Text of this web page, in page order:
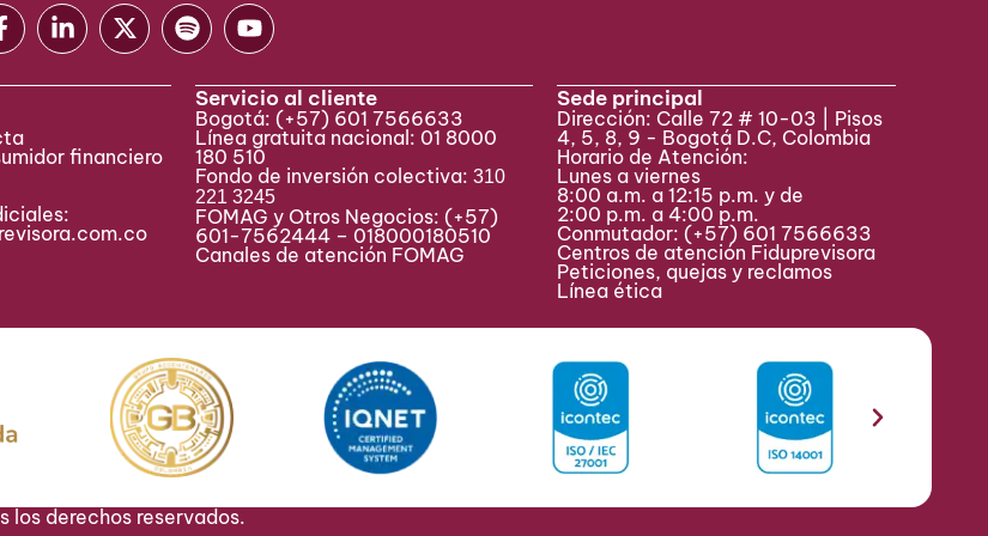
financiero
Servicio al cliente
Bogotá: (+57) 601 7566633
Línea gratuita nacional: 01 8000
180 510
Fondo de inversión colectiva: 310
221 3245
FOMAG y Otros Negocios: (+57)
601-7562444 – 018000180510
Canales de atención FOMAG
Sede principal
Dirección: Calle 72 # 10-03 | Pisos
4, 5, 8, 9 - Bogotá D.C, Colombia
Horario de Atención:
Lunes a viernes
8:00 a.m. a 12:15 p.m. y de
2:00 p.m. a 4:00 p.m.
Conmutador: (+57) 601 7566633
Centros de atención Fiduprevisora
Peticiones, quejas y reclamos
Línea ética
los derechos reservados.